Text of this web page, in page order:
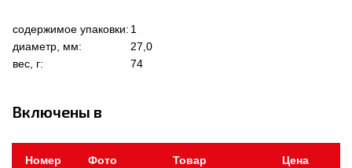
содержимое упаковки: 1
диаметр, мм:
27,0
вес, г:
74
Включены в
Номер
Фото Товар Цена